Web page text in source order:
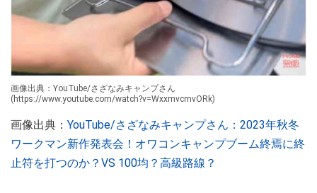
画像出典：YouTube/さざなみキャンプさん
(https://www.youtube.com/watch?v=WxxmvcmvORk)
画像出典： YouTube/さざなみキャンプさん：2023年秋冬
ワークマン新作発表会！オワコンキャンプブーム終焉に終
止符を打つのか？VS 100均？高級路線？